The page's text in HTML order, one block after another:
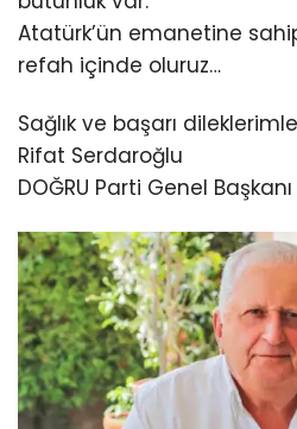
Atatürk’ün emanetine
refah içinde oluruz…
Sağlık ve başarı
Rifat Serdaroğlu
DOĞRU Parti Genel Başkanı